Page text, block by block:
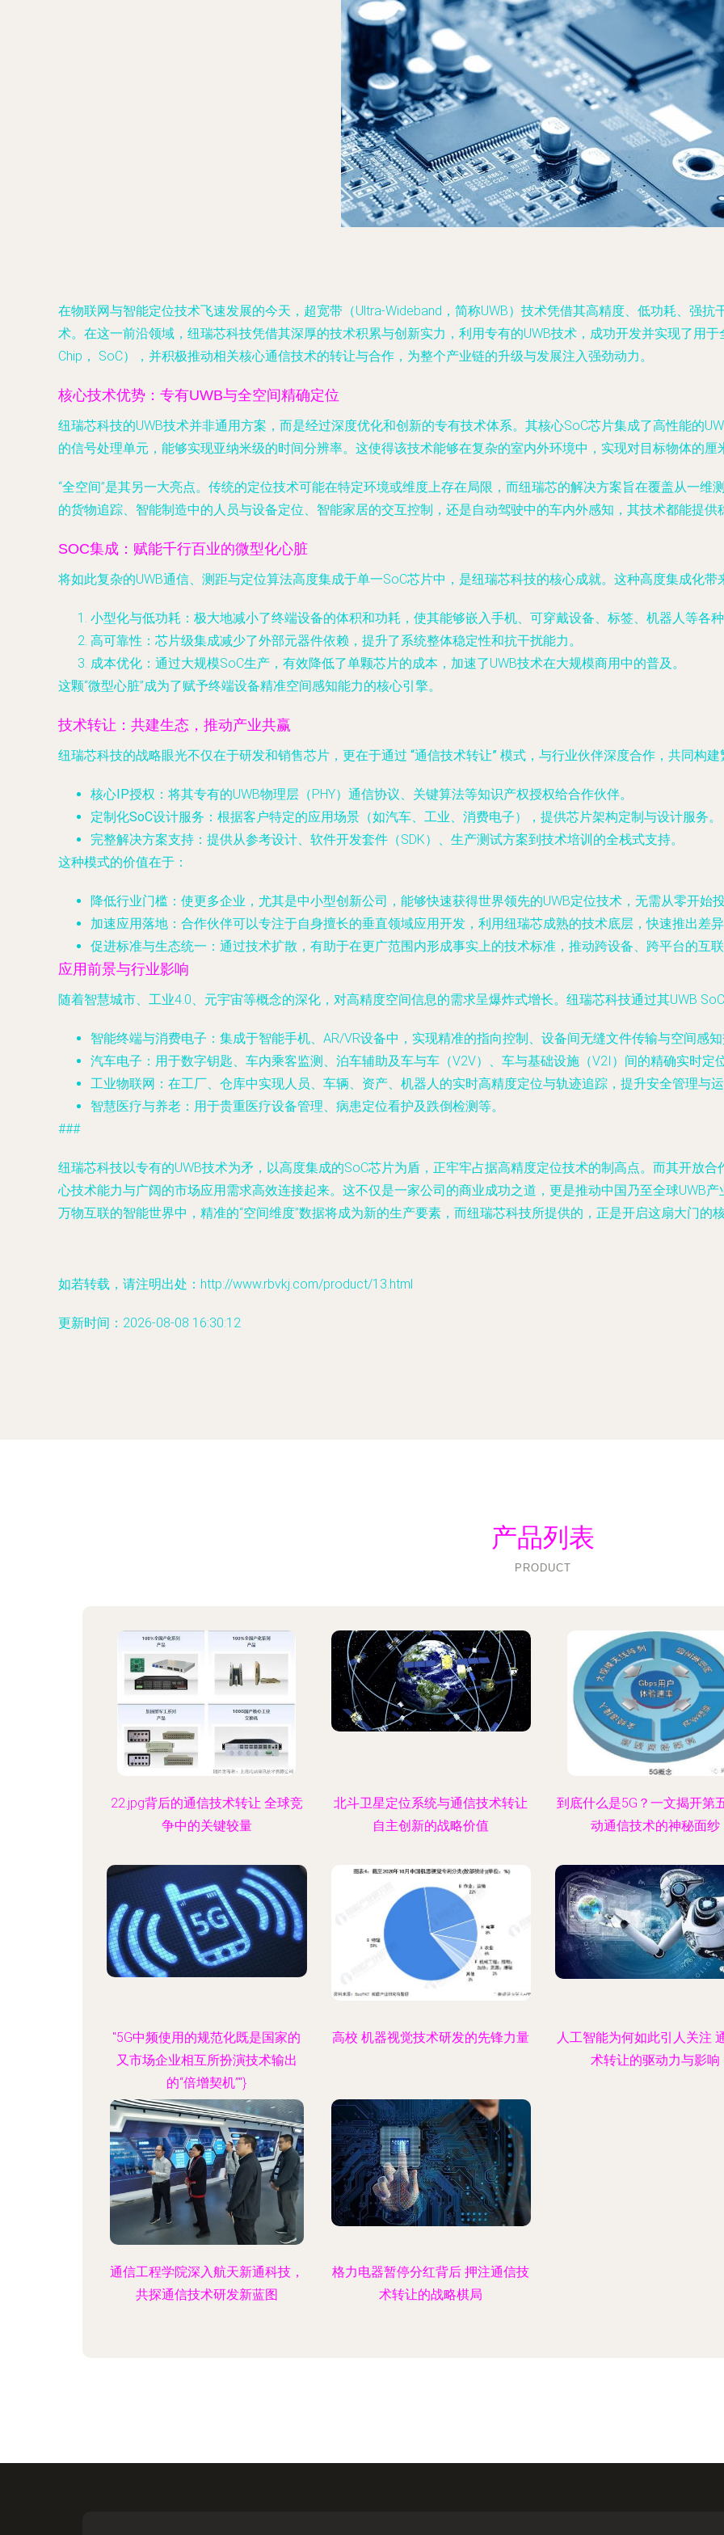
在物联网与智能定位技术飞速发展的今天，超宽带（Ultra-Wideband，简称UWB）技术凭借其高精度、低功耗、强
术。在这一前沿领域，纽瑞芯科技凭借其深厚的技术积累与创新实力，利用专有的UWB技术，成功开发并实现了用
Chip， SoC），并积极推动相关核心通信技术的转让与合作，为整个产业链的升级与发展注入强劲动力。
核心技术优势：专有UWB与全空间精确定位
纽瑞芯科技的UWB技术并非通用方案，而是经过深度优化和创新的专有技术体系。其核心SoC芯片集成了高性能的
的信号处理单元，能够实现亚纳米级的时间分辨率。这使得该技术能够在复杂的室内外环境中，实现对目标物体的
“全空间”是其另一大亮点。传统的定位技术可能在特定环境或维度上存在局限，而纽瑞芯的解决方案旨在覆盖从一
的货物追踪、智能制造中的人员与设备定位、智能家居的交互控制，还是自动驾驶中的车内外感知，其技术都能提
SOC集成：赋能千行百业的微型化心脏
将如此复杂的UWB通信、测距与定位算法高度集成于单一SoC芯片中，是纽瑞芯科技的核心成就。这种高度集成化带
小型化与低功耗 ：极大地减小了终端设备的体积和功耗，使其能够嵌入手机、可穿戴设备、标签、机器人等各
高可靠性 ：芯片级集成减少了外部元器件依赖，提升了系统整体稳定性和抗干扰能力。
成本优化 ：通过大规模SoC生产，有效降低了单颗芯片的成本，加速了UWB技术在大规模商用中的普及。
这颗“微型心脏”成为了赋予终端设备精准空间感知能力的核心引擎。
技术转让：共建生态，推动产业共赢
纽瑞芯科技的战略眼光不仅在于研发和销售芯片，更在于通过 “通信技术转让” 模式，与行业伙伴深度合作，共同构
核心IP授权 ：将其专有的UWB物理层（PHY）通信协议、关键算法等知识产权授权给合作伙伴。
定制化SoC设计服务 ：根据客户特定的应用场景（如汽车、工业、消费电子），提供芯片架构定制与设计服务。
完整解决方案支持 ：提供从参考设计、软件开发套件（SDK）、生产测试方案到技术培训的全栈式支持。
这种模式的价值在于：
降低行业门槛 ：使更多企业，尤其是中小型创新公司，能够快速获得世界领先的UWB定位技术，无需从零开始
加速应用落地 ：合作伙伴可以专注于自身擅长的垂直领域应用开发，利用纽瑞芯成熟的技术底层，快速推出差
促进标准与生态统一 ：通过技术扩散，有助于在更广范围内形成事实上的技术标准，推动跨设备、跨平台的互
应用前景与行业影响
随着智慧城市、工业4.0、元宇宙等概念的深化，对高精度空间信息的需求呈爆炸式增长。纽瑞芯科技通过其UWB
智能终端与消费电子 ：集成于智能手机、AR/VR设备中，实现精准的指向控制、设备间无缝文件传输与空间感
汽车电子 ：用于数字钥匙、车内乘客监测、泊车辅助及车与车（V2V）、车与基础设施（V2I）间的精确实时定
工业物联网 ：在工厂、仓库中实现人员、车辆、资产、机器人的实时高精度定位与轨迹追踪，提升安全管理与
智慧医疗与养老 ：用于贵重医疗设备管理、病患定位看护及跌倒检测等。
###
纽瑞芯科技以专有的UWB技术为矛，以高度集成的SoC芯片为盾，正牢牢占据高精度定位技术的制高点。而其开放
心技术能力与广阔的市场应用需求高效连接起来。这不仅是一家公司的商业成功之道，更是推动中国乃至全球UWB
万物互联的智能世界中，精准的“空间维度”数据将成为新的生产要素，而纽瑞芯科技所提供的，正是开启这扇大门的
如若转载，请注明出处：http://www.rbvkj.com/product/13.html
更新时间：2026-08-08 16:30:12
产品列表
PRODUCT
22.jpg背后的通信技术转让 全球竞
争中的关键较量
北斗卫星定位系统与通信技术转让
自主创新的战略价值
到底什么是5G？一文揭开第
动通信技术的神秘面纱
"5G中频使用的规范化既是国家的
又市场企业相互所扮演技术输出
的“倍增契机”"}
高校 机器视觉技术研发的先锋力量
人工智能为何如此引人关注
术转让的驱动力与影响
通信工程学院深入航天新通科技，
共探通信技术研发新蓝图
格力电器暂停分红背后 押注通信技
术转让的战略棋局